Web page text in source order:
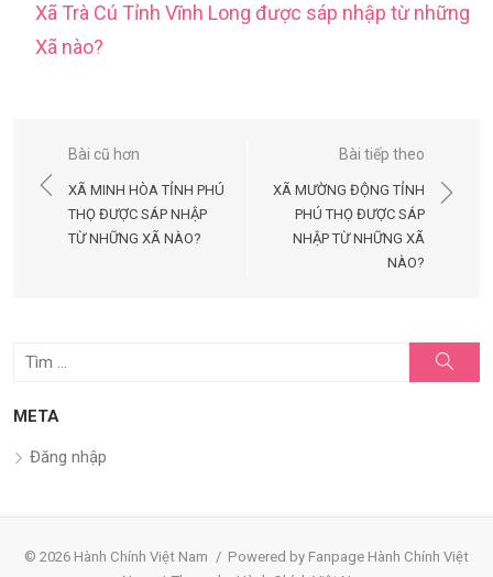
Xã Trà Cú Tỉnh Vĩnh Long được sáp nhập từ những
Xã nào?
Điều
hướng
bài
viết
Bài cũ hơn
XÃ MINH HÒA TỈNH PHÚ
THỌ ĐƯỢC SÁP NHẬP
TỪ NHỮNG XÃ NÀO?
Bài tiếp theo
XÃ MƯỜNG ĐỘNG TỈNH
PHÚ THỌ ĐƯỢC SÁP
NHẬP TỪ NHỮNG XÃ
NÀO?
Tìm
quả
kiếm
META
Đăng nhập
© 2026 Hành Chính Việt Nam / Powered by Fanpage Hành Chính Việt